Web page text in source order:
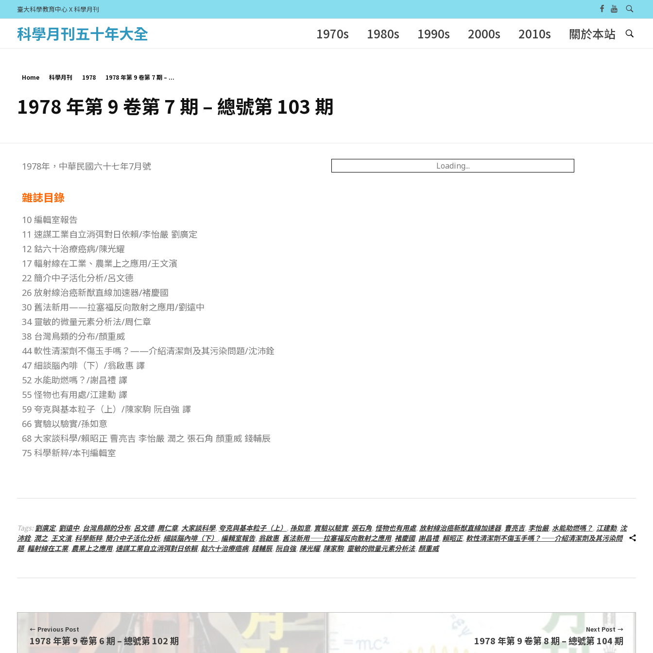
臺大科學教育中心 X 科學月刊
科學月刊五十年大全 1970s 1980s 1990s 2000s 2010s 關於本站
Home 科學月刊 1978 1978 年第 9 卷第 7 期 – ...
1978 年第 9 卷第 7 期 – 總號第 103 期
1
7
8
年
第
9
卷
第
7
期
–
號
第
1
0
3
期
1978年，中華民國六十七年7月號
雜誌目錄
10 編輯室報告
11 速謀工業自立消弭對日依賴/李怡嚴 劉廣定
12 鈷六十治療癌病/陳光耀
17 輻射線在工業、農業上之應用/王文濱
22 簡介中子活化分析/呂文德
26 放射線治癌新猷直線加速器/褚慶國
30 舊法新用——拉塞福反向散射之應用/劉遠中
34 靈敏的微量元素分析法/周仁章
38 台灣鳥類的分布/顏重威
44 軟性清潔劑不傷玉手嗎？——介紹清潔劑及其污染問題/沈沛銓
47 細談腦內啡（下）/翁啟惠 譯
52 水能助燃嗎？/謝昌禮 譯
55 怪物也有用處/江建勳 譯
59 夸克與基本粒子（上）/陳家駒 阮自強 譯
66 實驗以驗實/孫如意
68 大家談科學/賴昭正 曹亮吉 李怡嚴 潤之 張石角 顏重威 錢輔辰
75 科學新粹/本刊編輯室
Loading...
Tags:劉廣定, 劉遠中, 台灣鳥類的分布, 呂文德, 周仁章, 大家談科學, 夸克與基本粒子（上） , 孫如意, 實驗以驗實, 張石角, 怪物也有用處, 放射線治癌新猷直線加速器, 曹亮吉, 李怡嚴, 水能助燃嗎？, 江建勳, 沈
沛銓, 潤之, 王文濱, 科學新粹, 簡介中子活化分析, 細談腦內啡（下） , 編輯室報告, 翁啟惠, 舊法新用——拉塞福反向散射之應用, 褚慶國, 謝昌禮, 賴昭正, 軟性清潔劑不傷玉手嗎？——介紹清潔劑及其污染問
題, 輻射線在工業, 農業上之應用, 速謀工業自立消弭對日依賴, 鈷六十治療癌病, 錢輔辰, 阮自強, 陳光耀, 陳家駒, 靈敏的微量元素分析法, 顏重威
Previous Post
1978 年第 9 卷第 6 期 – 總號第 102 期
Next Post
1978 年第 9 卷第 8 期 – 總號第 104 期